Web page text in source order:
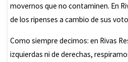
movernos que no contaminen. En
de los ripenses a cambio de sus
Como siempre decimos: en Rivas
izquierdas ni de derechas,